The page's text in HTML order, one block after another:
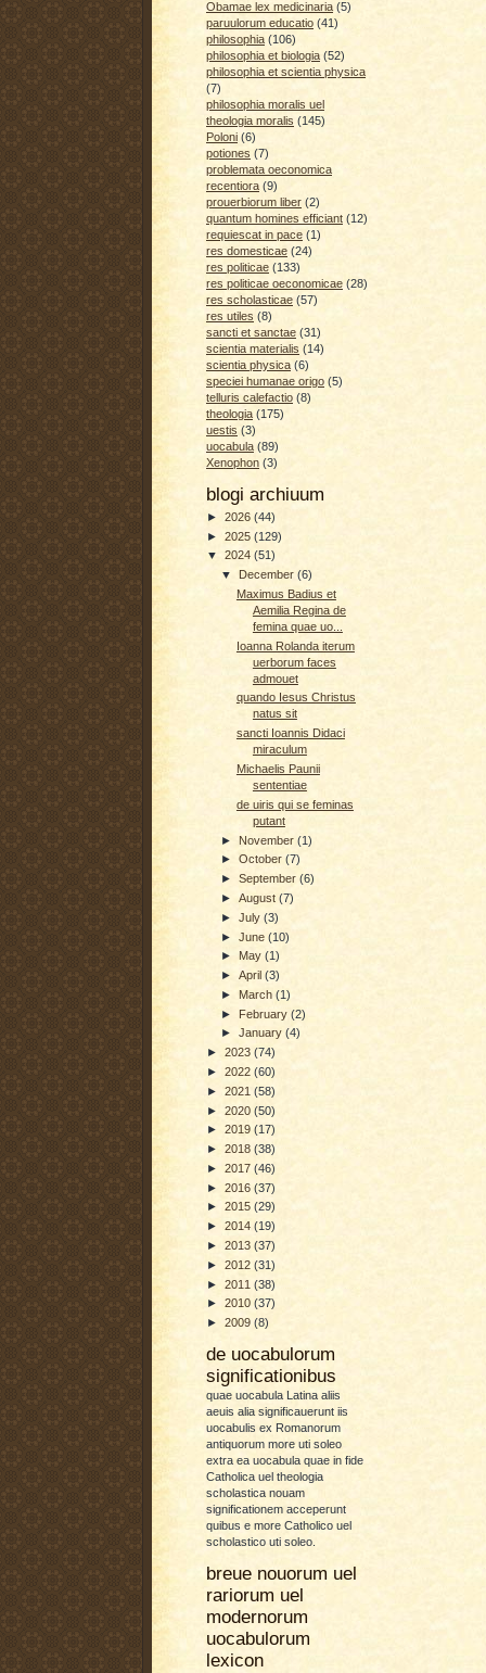
Obamae lex medicinaria (5)
paruulorum educatio (41)
philosophia (106)
philosophia et biologia (52)
philosophia et scientia physica
(7)
philosophia moralis uel
theologia moralis (145)
Poloni (6)
potiones (7)
problemata oeconomica
recentiora (9)
prouerbiorum liber (2)
quantum homines efficiant (12)
requiescat in pace (1)
res domesticae (24)
res politicae (133)
res politicae oeconomicae (28)
res scholasticae (57)
res utiles (8)
sancti et sanctae (31)
scientia materialis (14)
scientia physica (6)
speciei humanae origo (5)
telluris calefactio (8)
theologia (175)
uestis (3)
uocabula (89)
Xenophon (3)
blogi archiuum
► 2026 (44)
► 2025 (129)
▼ 2024 (51)
▼December(6)
Maximus Badius et
Aemilia Regina de
femina quae uo...
Ioanna Rolanda iterum
uerborum faces
admouet
quando Iesus Christus
natus sit
sancti Ioannis Didaci
miraculum
Michaelis Paunii
sententiae
de uiris qui se feminas
putant
►November(1)
►October(7)
►September(6)
►August(7)
►July(3)
►June(10)
► May(1)
►April(3)
►March(1)
►February(2)
►January(4)
► 2023 (74)
► 2022 (60)
► 2021 (58)
► 2020 (50)
► 2019 (17)
► 2018 (38)
► 2017 (46)
► 2016 (37)
► 2015 (29)
► 2014 (19)
► 2013 (37)
► 2012 (31)
► 2011 (38)
► 2010 (37)
► 2009 (8)
de uocabulorum
significationibus
quae uocabula Latina aliis
aeuis alia significauerunt iis
uocabulis ex Romanorum
antiquorum more uti soleo
extra ea uocabula quae in fide
Catholica uel theologia
scholastica nouam
significationem acceperunt
quibus e more Catholico uel
scholastico uti soleo.
breue nouorum uel
rariorum uel
modernorum
uocabulorum
lexicon